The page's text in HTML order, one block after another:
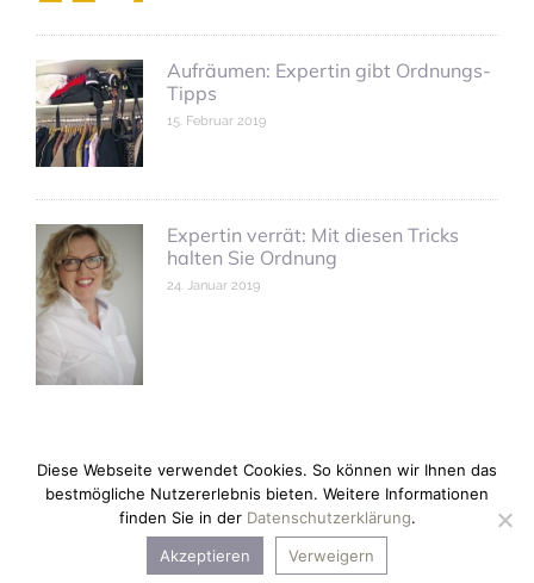
Aufräumen: Expertin gibt Ordnungs-
Tipps
15. Februar 2019
Expertin verrät: Mit diesen Tricks
halten Sie Ordnung
24. Januar 2019
Copyright © 2026 anne kleinhans.
Diese Webseite verwendet Cookies. So können wir Ihnen das
bestmögliche Nutzererlebnis bieten. Weitere Informationen
finden Sie in der Datenschutzerklärung.
Akzeptieren
Verweigern